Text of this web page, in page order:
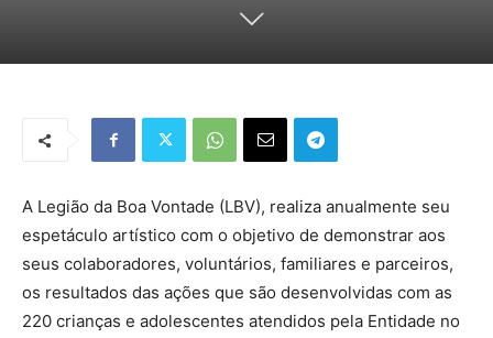
A Legião da Boa Vontade (LBV), realiza anualmente seu
espetáculo artístico com o objetivo de demonstrar aos
seus colaboradores, voluntários, familiares e parceiros,
os resultados das ações que são desenvolvidas com as
220 crianças e adolescentes atendidos pela Entidade no